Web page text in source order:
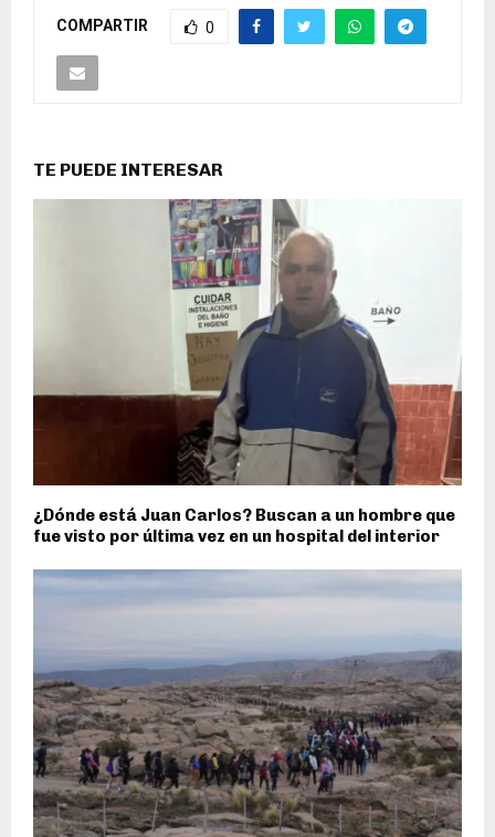
COMPARTIR 0
TE PUEDE INTERESAR
¿Dónde está Juan Carlos? Buscan a un hombre que
fue visto por última vez en un hospital del interior